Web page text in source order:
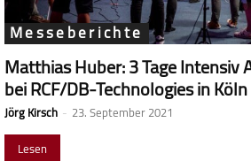
Messeberichte
Matthias Huber: 3 Tage Intensiv
bei RCF/DB-Technologies in Köln
Jörg Kirsch - 23. September 2021
Lesen